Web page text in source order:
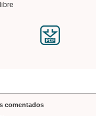
comentados